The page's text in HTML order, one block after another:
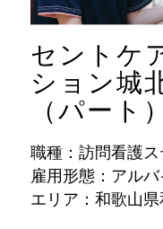
セントケ
ション城
（パート）
職種：訪問看護
雇用形態：アル
エリア：和歌山